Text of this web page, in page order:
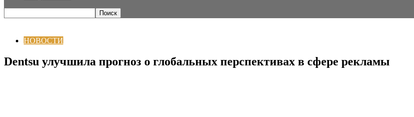
НОВОСТИ
Dentsu улучшила прогноз о глобальных перспективах в сфере рекламы